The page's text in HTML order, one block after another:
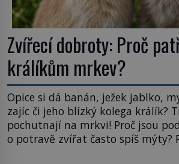
Zvířecí dobroty: Proč
králíkům mrkev?
Opice si dá banán, ježek jablko,
zajíc či jeho blízký kolega králík?
pochutnají na mrkvi! Proč jsou
o potravě zvířat často spíš mýty?